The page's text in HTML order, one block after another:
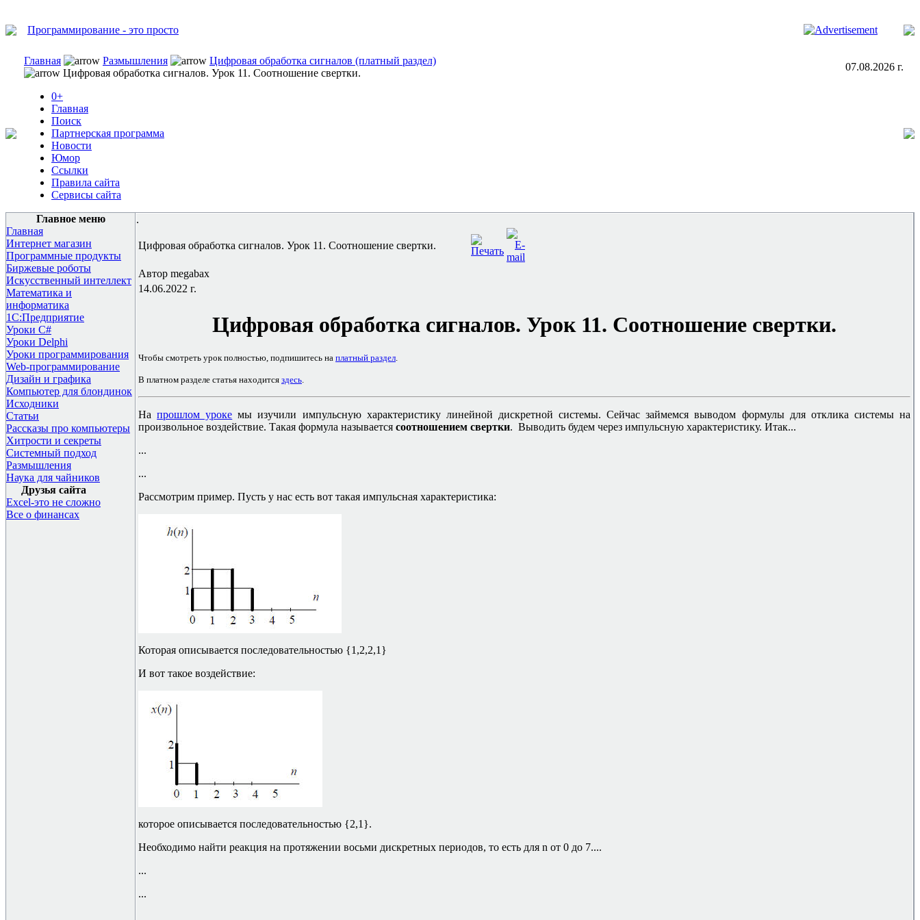
Программирование - это просто
Главная Размышления
Цифровая обработка сигналов (платный раздел)
Цифровая обработка сигналов. Урок 11. Соотношение свертки.
07.08.2026 г.
0+
Главная
Поиск
Партнерская программа
Новости
Юмор
Ссылки
Правила сайта
Сервисы сайта
Главное меню
Главная
Интернет магазин
Программные продукты
Биржевые роботы
Искусственный интеллект
Математика и
информатика
1С:Предприятие
Уроки C#
Уроки Delphi
Уроки программирования
Web-программирование
Дизайн и графика
Компьютер для блондинок
Исходники
Статьи
Рассказы про компьютеры
Хитрости и секреты
Системный подход
Размышления
Наука для чайников
Друзья сайта
Excel-это не сложно
Все о финансах
.
Цифровая обработка сигналов. Урок 11. Соотношение свертки.
Автор megabax
14.06.2022 г.
Цифровая обработка сигналов. Урок 11. Соотношение свертки.
Чтобы смотреть урок полностью, подпишитесь на платный раздел
В платном разделе статья находится здесь
Напрошлом уроке мы изучили импульсную характеристику линейной дискретной системы. Сейчас займемся выводом формулы для отклика системы на
произвольное воздействие. Такая формула называется соотношением свертки. Выводить будем через импульсную характеристику. Итак...
...
...
Рассмотрим пример. Пусть у нас есть вот такая импульсная характеристика:
Которая описывается последовательностью {1,2,2,1}
И вот такое воздействие:
которое описывается последовательностью {2,1}.
Необходимо найти реакция на протяжении восьми дискретных периодов, то есть для n от 0 до 7....
...
...